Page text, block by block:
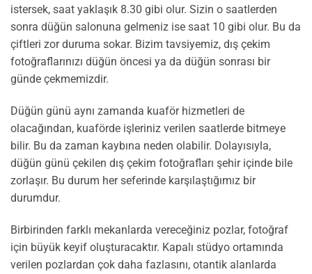
istersek, saat yaklaşık 8.30 gibi olur. Sizin o saatlerden
sonra düğün salonuna gelmeniz ise saat 10 gibi olur. Bu da
çiftleri zor duruma sokar. Bizim tavsiyemiz, dış çekim
fotoğraflarınızı düğün öncesi ya da düğün sonrası bir
günde çekmemizdir.
Düğün günü aynı zamanda kuaför hizmetleri de
olacağından, kuaförde işleriniz verilen saatlerde bitmeye
bilir. Bu da zaman kaybına neden olabilir. Dolayısıyla,
düğün günü çekilen dış çekim fotoğrafları şehir içinde bile
zorlaşır. Bu durum her seferinde karşılaştığımız bir
durumdur.
Birbirinden farklı mekanlarda vereceğiniz pozlar, fotoğraf
için büyük keyif oluşturacaktır. Kapalı stüdyo ortamında
verilen pozlardan çok daha fazlasını, otantik alanlarda